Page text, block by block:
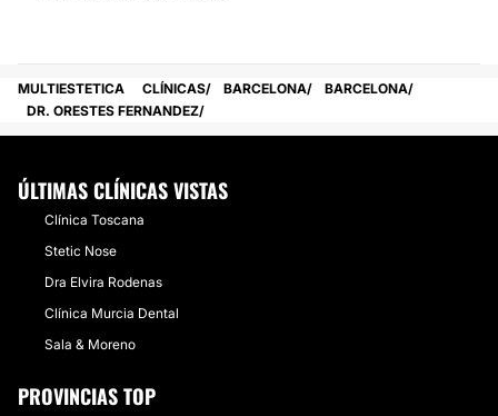
MULTIESTETICA CLÍNICAS BARCELONA
BARCELONA
DR. ORESTES FERNANDEZ
ÚLTIMAS CLÍNICAS VISTAS
Clínica Toscana
Stetic Nose
Dra Elvira Rodenas
Clínica Murcia Dental
Sala & Moreno
PROVINCIAS TOP